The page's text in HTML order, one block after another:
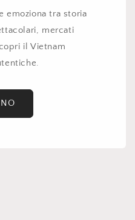
emoziona tra storia
mercati
il Vietnam